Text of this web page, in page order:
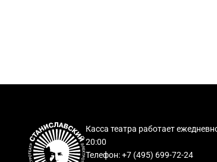
Касса театра работает
20:00
Телефон: +7 (495) 699-72-24